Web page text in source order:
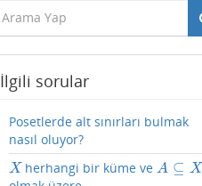
İlgili sorular
Posetlerde alt sınırları bulmak
nasıl oluyor?
X
X herhangi bir küme veA ⊆ X
A⊆X